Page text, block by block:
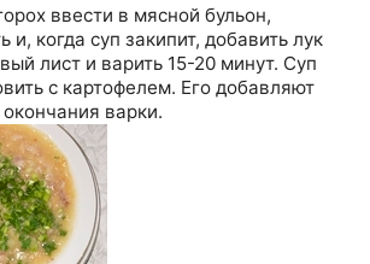
ввести в мясной бульон,
и, когда суп закипит, добавить лук
лист и варить 15-20 минут. Суп
с картофелем. Его добавляют
варки.